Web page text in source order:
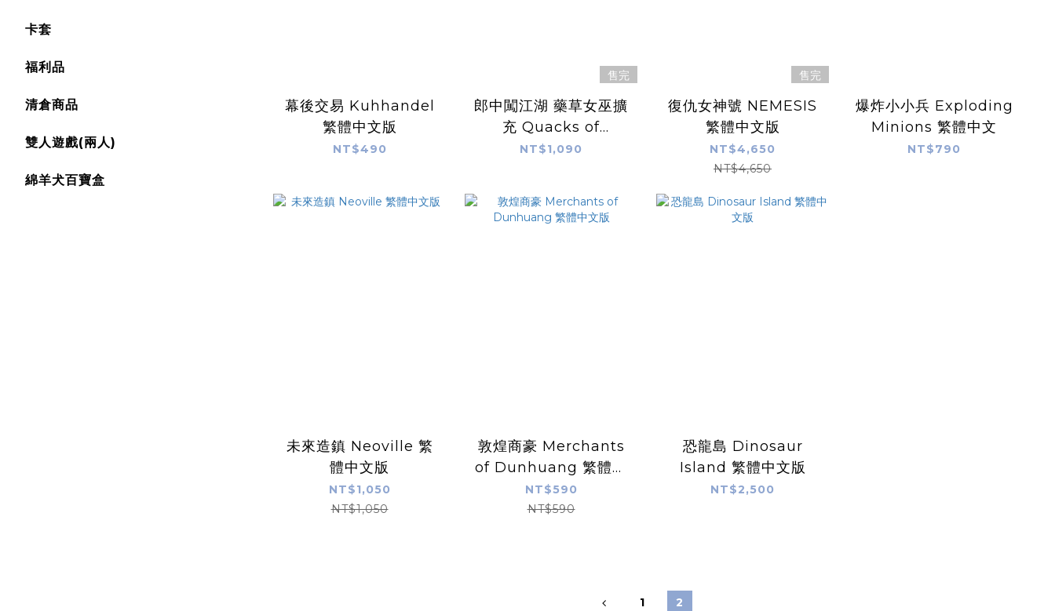
卡套
福利品
清倉商品
雙人遊戲(兩人)
綿羊犬百寶盒
幕後交易 Kuhhandel
繁體中文版
NT$490
售完
郎中闖江湖 藥草女巫擴
充 Quacks of
Quedlinburg 繁體中
NT$1,090
售完
復仇女神號 NEMESIS
繁體中文版
NT$4,650
NT$4,650
爆炸小小兵 Exploding
Minions 繁體中文
NT$790
未來造鎮 Neoville 繁
體中文版
NT$1,050
NT$1,050
敦煌商豪 Merchants
of Dunhuang 繁體中
文版
NT$590
NT$590
恐龍島 Dinosaur
Island 繁體中文版
NT$2,500
1 2